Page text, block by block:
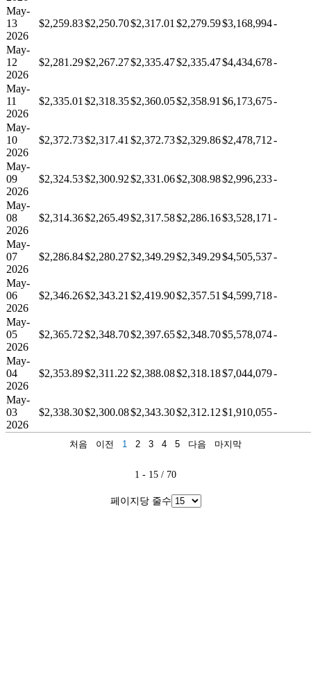
May-
13
2026
$2,259.83$2,250.70$2,317.01 $2,279.59$3,168,994-
May-
12
2026
$2,281.29$2,267.27$2,335.47$2,335.47$4,434,678-
May-
11
2026
$2,335.01 $2,318.35$2,360.05$2,358.91 $6,173,675-
May-
10
2026
$2,372.73$2,317.41 $2,372.73$2,329.86$2,478,712-
May-
09
2026
$2,324.53$2,300.92$2,331.06$2,308.98$2,996,233-
May-
08
2026
$2,314.36$2,265.49$2,317.58$2,286.16$3,528,171 -
May-
07
2026
$2,286.84$2,280.27$2,349.29$2,349.29$4,505,537-
May-
06
2026
$2,346.26$2,343.21 $2,419.90$2,357.51 $4,599,718-
May-
05
2026
$2,365.72$2,348.70$2,397.65$2,348.70$5,578,074-
May-
04
2026
$2,353.89$2,311.22 $2,388.08$2,318.18$7,044,079-
May-
03
2026
$2,338.30$2,300.08$2,343.30$2,312.12$1,910,055-
1 - 15 / 70
페이지당 줄수
처음 이전 1 2 3 4 5 다음 마지막